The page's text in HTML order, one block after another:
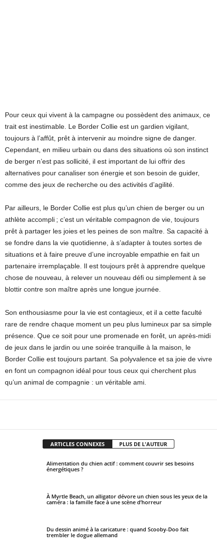
Pour ceux qui vivent à la campagne ou possèdent des animaux, ce
trait est inestimable. Le Border Collie est un gardien vigilant,
toujours à l’affût, prêt à intervenir au moindre signe de danger.
Cependant, en milieu urbain ou dans des situations où son instinct
de berger n’est pas sollicité, il est important de lui offrir des
alternatives pour canaliser son énergie et son besoin de guider,
comme des jeux de recherche ou des activités d’agilité.
Par ailleurs, le Border Collie est plus qu’un chien de berger ou un
athlète accompli ; c’est un véritable compagnon de vie, toujours
prêt à partager les joies et les peines de son maître. Sa capacité à
se fondre dans la vie quotidienne, à s’adapter à toutes sortes de
situations et à faire preuve d’une incroyable empathie en fait un
partenaire irremplaçable. Il est toujours prêt à apprendre quelque
chose de nouveau, à relever un nouveau défi ou simplement à se
blottir contre son maître après une longue journée.
Son enthousiasme pour la vie est contagieux, et il a cette faculté
rare de rendre chaque moment un peu plus lumineux par sa simple
présence. Que ce soit pour une promenade en forêt, un après-midi
de jeux dans le jardin ou une soirée tranquille à la maison, le
Border Collie est toujours partant. Sa polyvalence et sa joie de vivre
en font un compagnon idéal pour tous ceux qui cherchent plus
qu’un animal de compagnie : un véritable ami.
ARTICLES CONNEXES PLUS DE L'AUTEUR
Alimentation du chien actif : comment couvrir ses besoins
énergétiques ?
À Myrtle Beach, un alligator dévore un chien sous les yeux de la
caméra : la famille face à une scène d’horreur
Du dessin animé à la caricature : quand Scooby-Doo fait
trembler le dogue allemand